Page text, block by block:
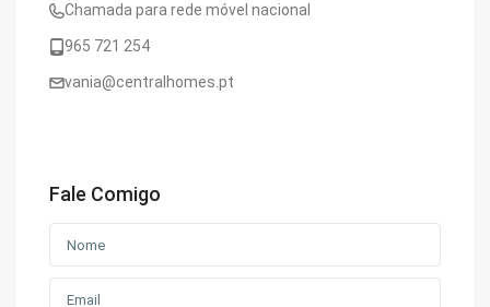
Chamada para rede móvel nacional
965 721 254
vania@centralhomes.pt
Fale Comigo